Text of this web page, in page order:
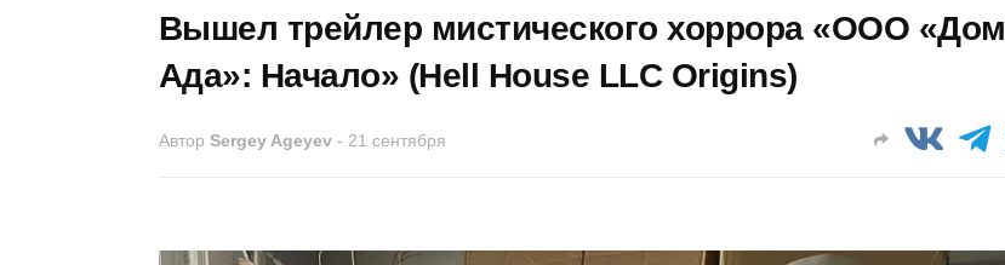
Вышел трейлер мистического хоррора «ООО «Дом
Ада»: Начало» (Hell House LLC Origins)
Автор Sergey Ageyev - 21 сентября